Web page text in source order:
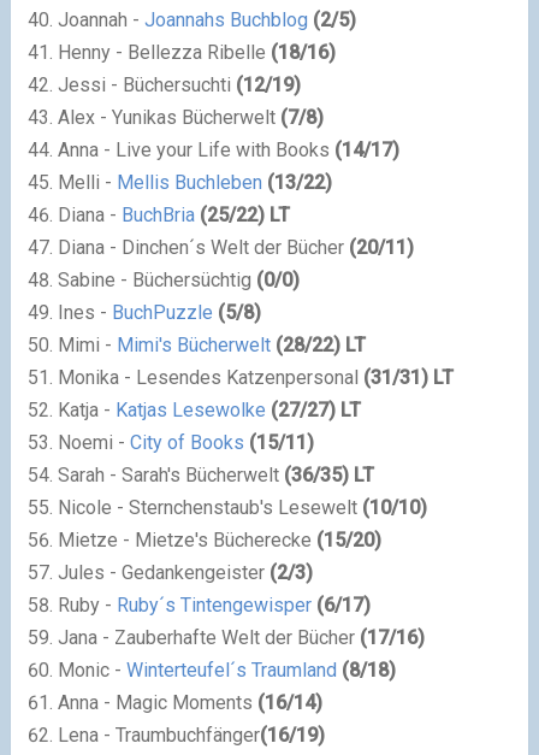
Joannah - Joannahs Buchblog (2/5)
Henny - Bellezza Ribelle (18/16)
Jessi - Büchersuchti (12/19)
Alex - Yunikas Bücherwelt (7/8)
Anna - Live your Life with Books (14/17)
Melli - Mellis Buchleben (13/22)
Diana - BuchBria (25/22) LT
Diana - Dinchen´s Welt der Bücher (20/11)
Sabine - Büchersüchtig (0/0)
Ines - BuchPuzzle (5/8)
Mimi - Mimi's Bücherwelt (28/22) LT
Monika - Lesendes Katzenpersonal (31/31) LT
Katja - Katjas Lesewolke (27/27) LT
Noemi - City of Books (15/11)
Sarah - Sarah's Bücherwelt (36/35) LT
Nicole - Sternchenstaub's Lesewelt (10/10)
Mietze - Mietze's Bücherecke (15/20)
Jules - Gedankengeister (2/3)
Ruby - Ruby´s Tintengewisper (6/17)
Jana - Zauberhafte Welt der Bücher (17/16)
Monic - Winterteufel´s Traumland (8/18)
Anna - Magic Moments (16/14)
Lena - Traumbuchfänger(16/19)